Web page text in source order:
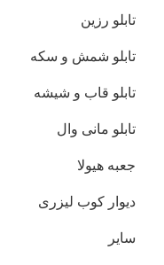
تابلو رزین
تابلو شمش و سکه
تابلو قاب و شیشه
تابلو مانی وال
جعبه هیولا
دیوار کوب لیزری
سایر